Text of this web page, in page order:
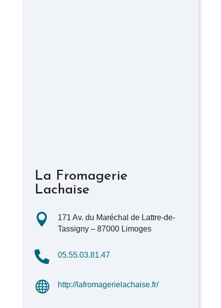
La Fromagerie
Lachaise

171 Av. du Maréchal de Lattre-de-
Tassigny – 87000 Limoges
 05.55.03.81.47
 http://lafromagerielachaise.fr/